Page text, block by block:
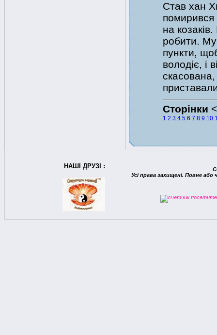
Став хан
помирився
на
робити.
пункти,
володіє, і
Сторінки
1 2 3 4 5 6 7 8 9 10
НАШІ ДРУЗІ :
Усі права захищені. Повне